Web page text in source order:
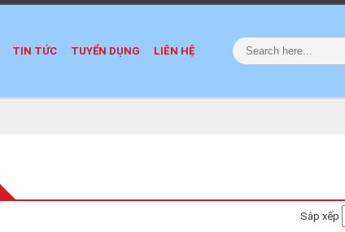
TIN TỨC TUYỂN DỤNG LIÊN HỆ
Sắp xếp